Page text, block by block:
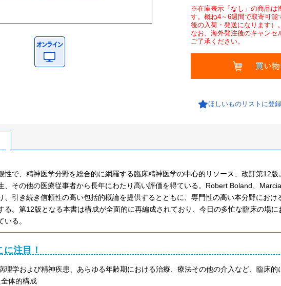
※在庫表示「なし」の商品は
す。概ね4～6週間で取寄可
後の入荷・発送になります）。
なお、海外発注後のキャンセ
ご了承ください。
ほしいものリストに登録
性で、精神医学分野を総合的に網羅する臨床精神医学の中心的リソース、改訂第12
、その他の医療従事者から長年にわたり高い評価を得ている。Robert Boland、
、引き続き信頼性の高い包括的概論を提供するとともに、専門性の高い本分野にお
る。第12版となる本書は構成が全面的に再編成されており、今日の多忙な臨床の場
いる。
注目！
理学および精神疾患、あらゆる年齢期における治療、療法その他の介入など、臨床的
体的構成